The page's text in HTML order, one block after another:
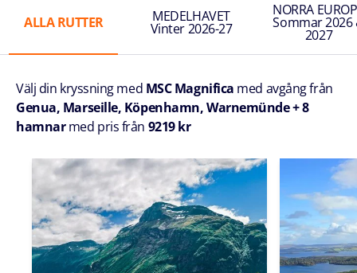
ALLA RUTTER MEDELHAVET
Vinter 2026-27
NORRA
Sommar 2026
2027
Välj din kryssning med MSC Magnifica med avgång från
Genua, Marseille, Köpenhamn, Warnemünde + 8
hamnarmed pris från 9219 kr